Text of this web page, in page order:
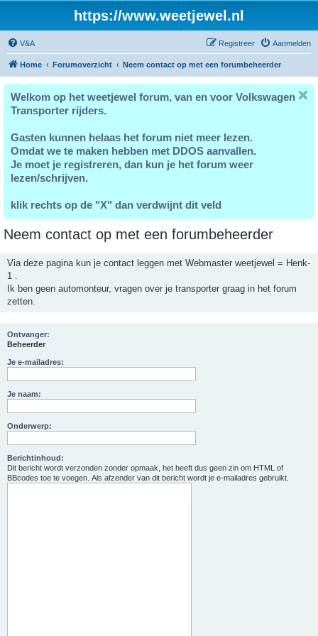
https://www.weetjewel.nl
V&A Aanmelden
Registreer
Home Forumoverzicht Neem contact op met een forumbeheerder
Welkom op het weetjewel forum, van en voor Volkswagen
Transporter rijders.
Gasten kunnen helaas het forum niet meer lezen.
Omdat we te maken hebben met DDOS aanvallen.
Je moet je registreren, dan kun je het forum weer
lezen/schrijven.
klik rechts op de "X" dan verdwijnt dit veld
Neem contact op met een forumbeheerder
Via deze pagina kun je contact leggen met Webmaster weetjewel = Henk-
1 .
Ik ben geen automonteur, vragen over je transporter graag in het forum
zetten.
Ontvanger:
Beheerder
Je e-mailadres:
Je naam:
Onderwerp:
Berichtinhoud:
Dit bericht wordt verzonden zonder opmaak, het heeft dus geen zin om HTML of
BBcodes toe te voegen. Als afzender van dit bericht wordt je e-mailadres gebruikt.